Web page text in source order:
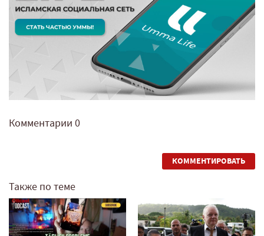
Комментарии 0
КОММЕНТИРОВАТЬ
Также по теме